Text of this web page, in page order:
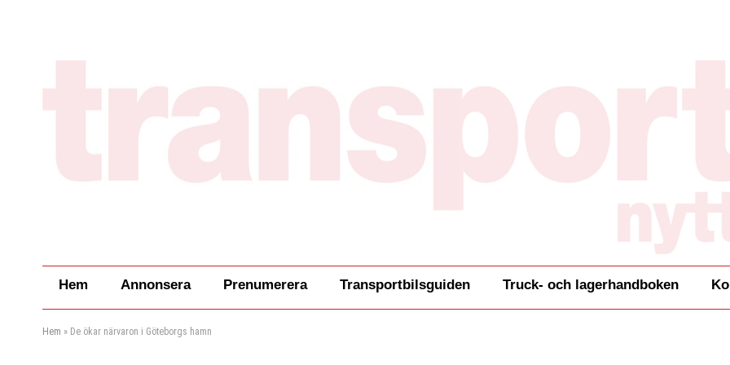
Hem Annonsera Prenumerera Transportbilsguiden Truck- och lagerhandboken
Hem » De ökar närvaron i Göteborgs hamn